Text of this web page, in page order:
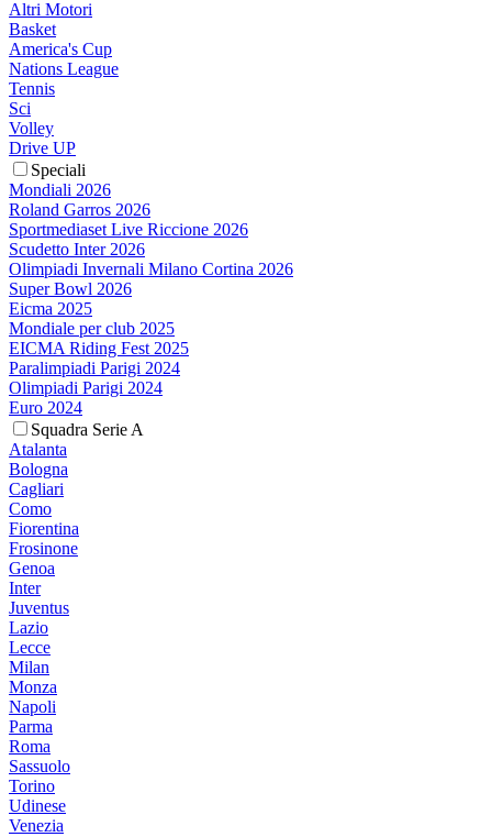
Altri Motori
Basket
America's Cup
Nations League
Tennis
Sci
Volley
Drive UP
Speciali
Mondiali 2026
Roland Garros 2026
Sportmediaset Live Riccione 2026
Scudetto Inter 2026
Olimpiadi Invernali Milano Cortina 2026
Super Bowl 2026
Eicma 2025
Mondiale per club 2025
EICMA Riding Fest 2025
Paralimpiadi Parigi 2024
Olimpiadi Parigi 2024
Euro 2024
Squadra Serie A
Atalanta
Bologna
Cagliari
Como
Fiorentina
Frosinone
Genoa
Inter
Juventus
Lazio
Lecce
Milan
Monza
Napoli
Parma
Roma
Sassuolo
Torino
Udinese
Venezia